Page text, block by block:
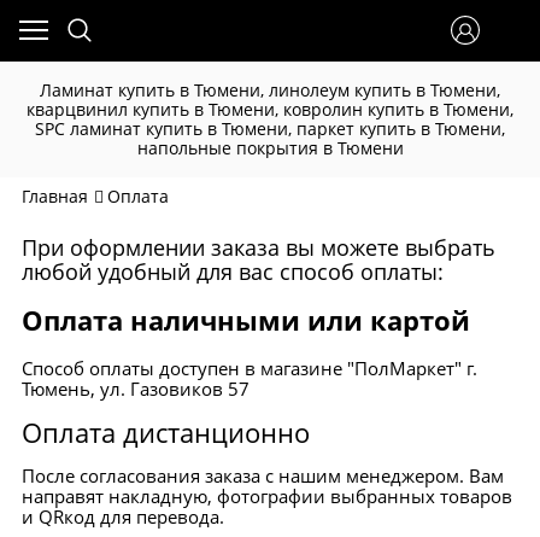
Ламинат купить в Тюмени, линолеум купить в Тюмени,
кварцвинил купить в Тюмени, ковролин купить в Тюмени,
SPC ламинат купить в Тюмени, паркет купить в Тюмени,
напольные покрытия в Тюмени
Главная Оплата
При оформлении заказа вы можете выбрать
любой удобный для вас способ оплаты:
Оплата наличными или картой
Способ оплаты доступен в магазине "ПолМаркет" г.
Тюмень, ул. Газовиков 57
Оплата дистанционно
После согласования заказа с нашим менеджером. Вам
направят накладную, фотографии выбранных товаров
и QRкод для перевода.